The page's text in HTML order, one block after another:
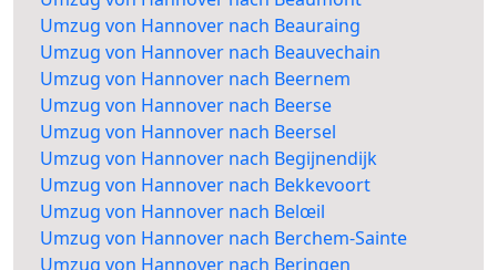
Umzug von Hannover nach Beauraing
Umzug von Hannover nach Beauvechain
Umzug von Hannover nach Beernem
Umzug von Hannover nach Beerse
Umzug von Hannover nach Beersel
Umzug von Hannover nach Begijnendijk
Umzug von Hannover nach Bekkevoort
Umzug von Hannover nach Belœil
Umzug von Hannover nach Berchem-Sainte
Umzug von Hannover nach Beringen